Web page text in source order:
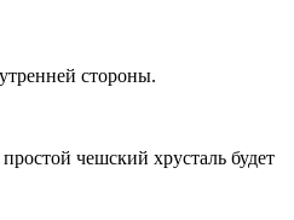
стороны.
чешский хрусталь будет